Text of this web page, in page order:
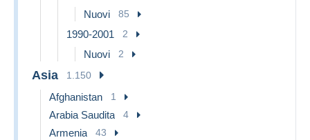
Nuovi 85
1990-2001 2
Nuovi 2
Asia 1.150
Afghanistan 1
Arabia Saudita 4
Armenia 43